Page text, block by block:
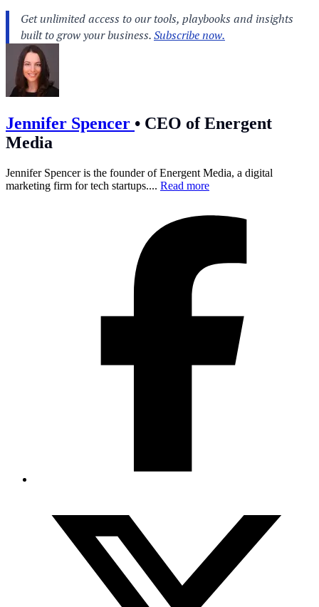
Jennifer Spencer • CEO of Energent
Media
Jennifer Spencer is the founder of Energent Media, a digital
marketing firm for tech startups.... Read more